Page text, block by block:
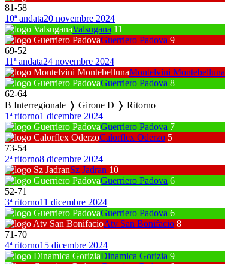
81-58
10ª andata20 novembre 2024
Valsugana 11
Guerriero Padova 9
69-52
11ª andata24 novembre 2024
Montelvini Montebelluna
Guerriero Padova 8
62-64
B Interregionale ❭ Girone D ❭ Ritorno
1ª ritorno1 dicembre 2024
Guerriero Padova 7
Calorflex Oderzo 5
73-54
2ª ritorno8 dicembre 2024
Sz Jadran 10
Guerriero Padova 6
52-71
3ª ritorno11 dicembre 2024
Guerriero Padova 6
Atv San Bonifacio 8
71-70
4ª ritorno15 dicembre 2024
Dinamica Gorizia 9